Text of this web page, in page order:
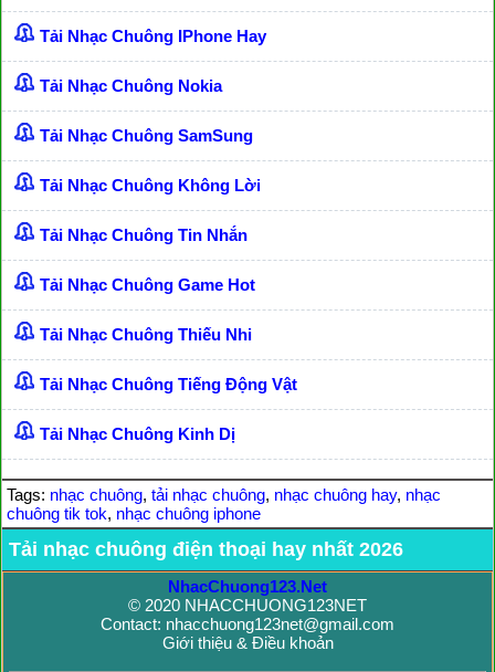
Tải Nhạc Chuông IPhone Hay
Tải Nhạc Chuông Nokia
Tải Nhạc Chuông SamSung
Tải Nhạc Chuông Không Lời
Tải Nhạc Chuông Tin Nhắn
Tải Nhạc Chuông Game Hot
Tải Nhạc Chuông Thiếu Nhi
Tải Nhạc Chuông Tiếng Động Vật
Tải Nhạc Chuông Kinh Dị
Tags: nhạc chuông, tải nhạc chuông, nhạc chuông hay, nhạc
chuông tik tok, nhạc chuông iphone
Tải nhạc chuông điện thoại hay nhất 2026
NhacChuong123.Net
© 2020 NHACCHUONG123NET
Contact: nhacchuong123net@gmail.com
Giới thiệu & Điều khoản